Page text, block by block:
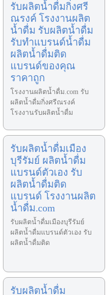
รับผลิตน้ำดื่มกิ่งศรี
ณรงค์ โรงงานผลิต
น้ำดื่ม รับผลิตน้ำดื่ม
รับทำแบรนด์น้ำดื่ม
ผลิตน้ำดื่มติด
แบรนด์ของคุณ
ราคาถูก
โรงงานผลิตน้ำดื่ม.com รับ
ผลิตน้ำดื่มกิ่งศรีณรงค์
โรงงานรับผลิตน้ำดื่ม
รับผลิตน้ำดื่มเมือง
บุรีรัมย์ ผลิตน้ำดื่ม
แบรนด์ตัวเอง รับ
ผลิตน้ำดื่มติด
แบรนด์ โรงงานผลิต
น้ำดื่ม.com
รับผลิตน้ำดื่มเมืองบุรีรัมย์
ผลิตน้ำดื่มแบรนด์ตัวเอง รับ
ผลิตน้ำดื่มติด
รับผลิตน้ำดื่ม